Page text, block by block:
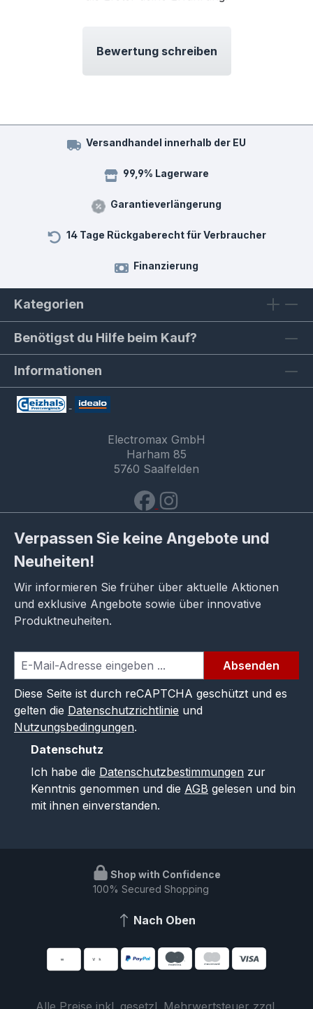
Bewertung schreiben
Versandhandel innerhalb der EU
99,9% Lagerware
Garantieverlängerung
14 Tage Rückgaberecht für Verbraucher
Finanzierung
Kategorien
Benötigst du Hilfe beim Kauf?
Informationen
Electromax GmbH
Harham 85
5760 Saalfelden
Verpassen Sie keine Angebote und
Neuheiten!
Wir informieren Sie früher über aktuelle Aktionen
und exklusive Angebote sowie über innovative
Produktneuheiten.
Absenden
Diese Seite ist durch reCAPTCHA geschützt und es
gelten die Datenschutzrichtlinie und
Nutzungsbedingungen.
Datenschutz
Ich habe die Datenschutzbestimmungen zur
Kenntnis genommen und die AGB gelesen und bin
mit ihnen einverstanden.
Shop with Confidence
100% Secured Shopping
Nach Oben